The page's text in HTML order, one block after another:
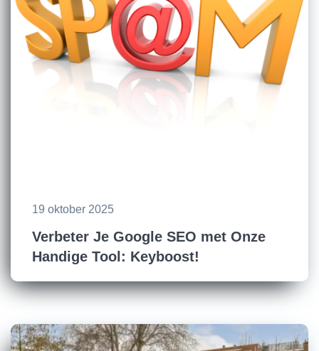
19 oktober 2025
Verbeter Je Google SEO met Onze
Handige Tool: Keyboost!